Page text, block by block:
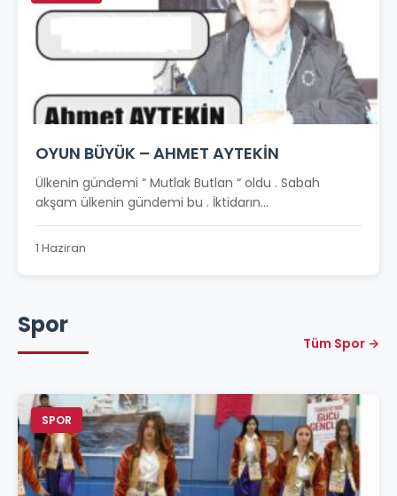
OYUN BÜYÜK – AHMET AYTEKİN
Ülkenin gündemi “ Mutlak Butlan “ oldu . Sabah
akşam ülkenin gündemi bu . İktidarın...
1 Haziran
Spor
Tüm Spor →
SPOR